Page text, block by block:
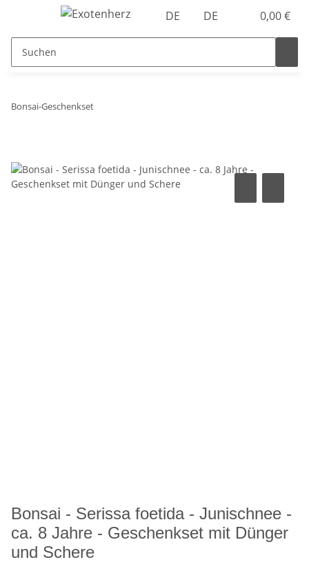
DE DE 0,00 €
Bonsai-Geschenkset
Bonsai - Serissa foetida - Junischnee -
ca. 8 Jahre - Geschenkset mit Dünger
und Schere